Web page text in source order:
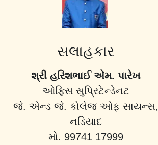
સલાહકાર
શ્રી હરિશભાઈ એમ. પારેખ
ઓફિસ સુપ્રિટેન્ડેનટ
જે. એન્ડ જે. કોલેજ ઓફ સાયન્સ,
નડિયાદ
મો. 99741 17999